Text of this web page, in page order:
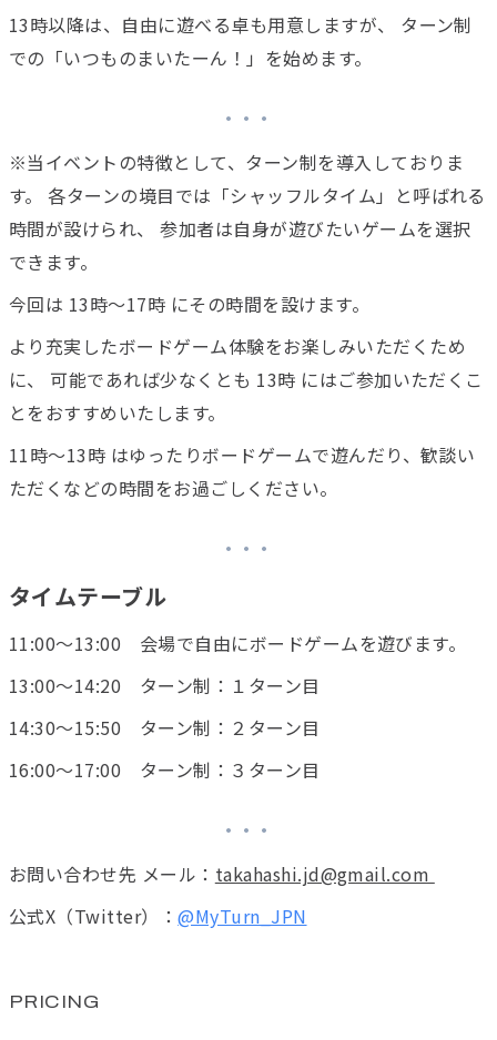
13時以降は、自由に遊べる卓も用意しますが、 ターン制
での「いつものまいたーん！」を始めます。
※当イベントの特徴として、ターン制を導入しておりま
す。 各ターンの境目では「シャッフルタイム」と呼ばれる
時間が設けられ、 参加者は自身が遊びたいゲームを選択
できます。
今回は 13時〜17時 にその時間を設けます。
より充実したボードゲーム体験をお楽しみいただくため
に、 可能であれば少なくとも 13時 にはご参加いただくこ
とをおすすめいたします。
11時〜13時 はゆったりボードゲームで遊んだり、歓談い
ただくなどの時間をお過ごしください。
タイムテーブル
11:00〜13:00 会場で自由にボードゲームを遊びます。
13:00〜14:20 ターン制：１ターン目
14:30〜15:50 ターン制：２ターン目
16:00〜17:00 ターン制：３ターン目
お問い合わせ先 メール： takahashi.jd@gmail.com
公式X（Twitter）：@MyTurn_JPN
PRICING